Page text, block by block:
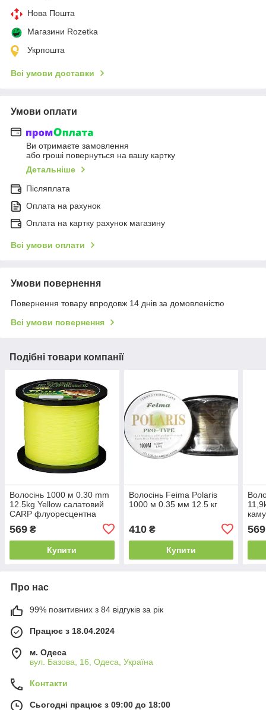
Нова Пошта
Магазини Rozetka
Укрпошта
Всі умови доставки
Умови оплати
Ви отримаєте замовлення
або гроші повернуться на вашу картку
Детальніше
Післяплата
Оплата на рахунок
Оплата на картку рахунок магазину
Всі умови оплати
Умови повернення
Повернення товару впродовж 14 днів за домовленістю
Всі умови повернення
Подібні товари компанії
Волосінь 1000 м 0.30 mm
12.5kg Yellow салатовий
CARP флуоресцентна
569 ₴
Купити
Волосінь Feima Polaris
1000 м 0.35 мм 12.5 кг
410₴
Купити
569
Про нас
99% позитивних з 84 відгуків за рік
Працює з 18.04.2024
м. Одеса
вул. Базова, 16, Одеса, Україна
Контакти
Сьогодні працює з 09:00 до 18:00